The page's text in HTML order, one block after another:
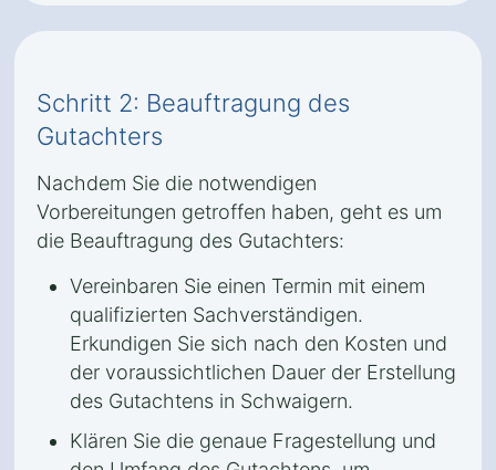
Schritt 2: Beauftragung des
Gutachters
Nachdem Sie die notwendigen
Vorbereitungen getroffen haben, geht es um
die Beauftragung des Gutachters:
Vereinbaren Sie einen Termin mit einem
qualifizierten Sachverständigen.
Erkundigen Sie sich nach den Kosten und
der voraussichtlichen Dauer der Erstellung
des Gutachtens in Schwaigern.
Klären Sie die genaue Fragestellung und